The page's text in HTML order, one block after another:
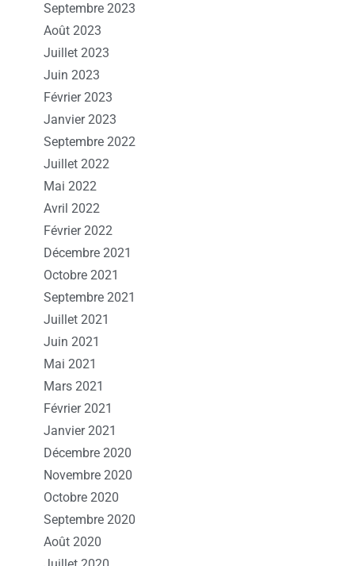
Septembre 2023
Août 2023
Juillet 2023
Juin 2023
Février 2023
Janvier 2023
Septembre 2022
Juillet 2022
Mai 2022
Avril 2022
Février 2022
Décembre 2021
Octobre 2021
Septembre 2021
Juillet 2021
Juin 2021
Mai 2021
Mars 2021
Février 2021
Janvier 2021
Décembre 2020
Novembre 2020
Octobre 2020
Septembre 2020
Août 2020